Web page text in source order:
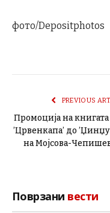
фото/Depositphotos
PREVIOUS
Промоција на книгата
’Црвенкапа’ до
на Мојсова-
Поврзани вести